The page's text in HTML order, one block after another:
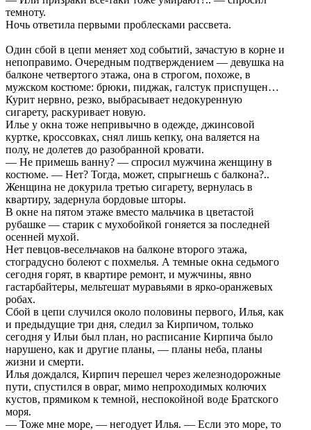
темноту.
Ночь ответила первыми проблесками рассвета.
Один сбой в цепи меняет ход событий, зачастую в корне и
непоправимо. Очередным подтверждением — девушка на
балконе четвертого этажа, она в строгом, похоже, в
мужском костюме: брюки, пиджак, галстук приспущен…
Курит нервно, резко, выбрасывает недокуренную
сигарету, раскуривает новую.
Илье у окна тоже непривычно в одежде, джинсовой
куртке, кроссовках, снял лишь кепку, она валяется на
полу, не долетев до разобранной кровати.
— Не примешь ванну? — спросил мужчина женщину в
костюме. — Нет? Тогда, может, спрыгнешь с балкона?..
Женщина не докурила третью сигарету, вернулась в
квартиру, задернула бордовые шторы.
В окне на пятом этаже вместо мальчика в цветастой
рубашке — старик с мухобойкой гоняется за последней
осенней мухой.
Нет певцов-весельчаков на балконе второго этажа,
стоградусно болеют с похмелья. А темные окна седьмого
сегодня горят, в квартире ремонт, и мужчины, явно
гастарбайтеры, мельтешат муравьями в ярко-оранжевых
робах.
Сбой в цепи случился около половины первого, Илья, как
и предыдущие три дня, следил за Кирпичом, только
сегодня у Ильи был план, но расписание Кирпича было
нарушено, как и другие планы, — планы неба, планы
жизни и смерти.
Илья дождался, Кирпич перешел через железнодорожные
пути, спустился в овраг, мимо непроходимых колючих
кустов, прямиком к темной, неспокойной воде Братского
моря.
— Тоже мне море, — негодует Илья. — Если это море, то